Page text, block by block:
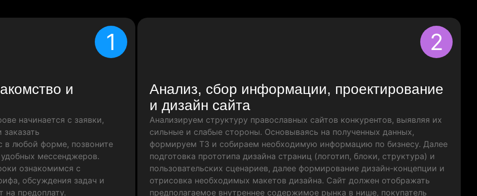
1
и
начинается с заявки,
в любой форме, позвоните
мессенджеров.
ознакомимся с
обсуждения задач и
на предоплату.
2
Анализ, сбор информации, проектирование
и дизайн сайта
Анализируем структуру православных сайтов конкурентов, выявляя их
сильные и слабые стороны. Основываясь на полученных данных,
формируем ТЗ и собираем необходимую информацию по бизнесу. Далее
подготовка прототипа дизайна страниц (логотип, блоки, структура) и
пользовательских сценариев, далее формирование дизайн-концепции и
отрисовка необходимых макетов дизайна. Сайт должен отображать
предполагаемое внутреннее содержимое рынка в нише, покупатель